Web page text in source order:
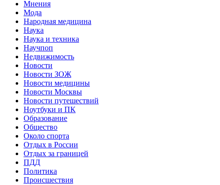
Мнения
Мода
Народная медицина
Наука
Наука и техника
Научпоп
Недвижимость
Новости
Новости ЗОЖ
Новости медицины
Новости Москвы
Новости путешествий
Ноутбуки и ПК
Образование
Общество
Около спорта
Отдых в России
Отдых за границей
ПДД
Политика
Происшествия